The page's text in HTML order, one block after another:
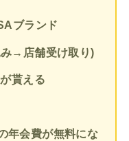
ブランド
み→店舗受け取り)
貰える
年会費が無料にな